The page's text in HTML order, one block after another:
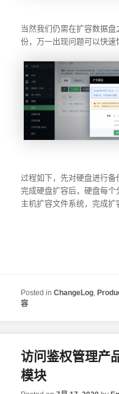
当然我们仍需在扩容数据
份，万一出现问题可以快速
过程如下，先对硬盘进行备
完成硬盘扩容后，硬盘每
主机扩容文件系统，完成扩
Posted in ChangeLog ,
容
访问鉴权管理产
模块